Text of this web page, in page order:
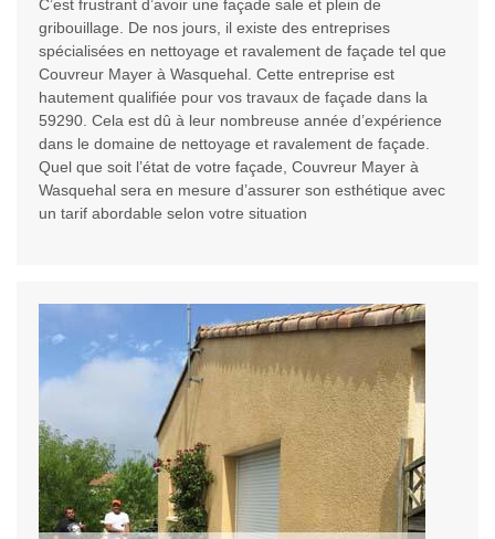
C’est frustrant d’avoir une façade sale et plein de
gribouillage. De nos jours, il existe des entreprises
spécialisées en nettoyage et ravalement de façade tel que
Couvreur Mayer à Wasquehal. Cette entreprise est
hautement qualifiée pour vos travaux de façade dans la
59290. Cela est dû à leur nombreuse année d’expérience
dans le domaine de nettoyage et ravalement de façade.
Quel que soit l’état de votre façade, Couvreur Mayer à
Wasquehal sera en mesure d’assurer son esthétique avec
un tarif abordable selon votre situation